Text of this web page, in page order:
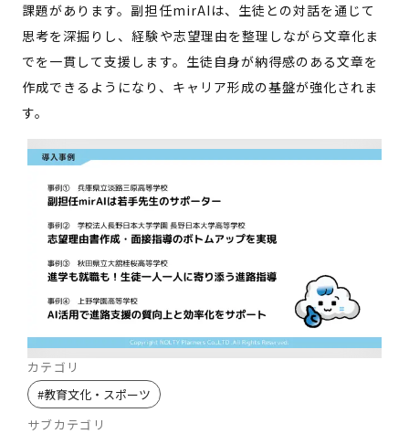
課題があります。副担任mirAIは、生徒との対話を通じて
思考を深掘りし、経験や志望理由を整理しながら文章化ま
でを一貫して支援します。生徒自身が納得感のある文章を
作成できるようになり、キャリア形成の基盤が強化されま
す。
カテゴリ
#教育文化・スポーツ
サブカテゴリ